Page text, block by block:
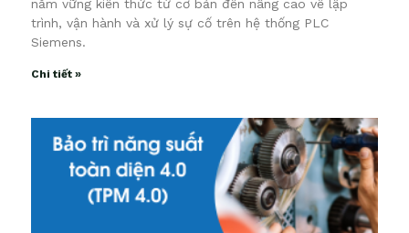
nắm vững kiến thức từ cơ bản đến nâng cao về lập
trình, vận hành và xử lý sự cố trên hệ thống PLC
Siemens.
Chi tiết »